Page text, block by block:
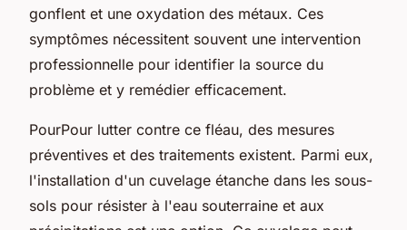
gonflent et une oxydation des métaux. Ces
symptômes nécessitent souvent une intervention
professionnelle pour identifier la source du
problème et y remédier efficacement.
PourPour lutter contre ce fléau, des mesures
préventives et des traitements existent. Parmi eux,
l'installation d'un cuvelage étanche dans les sous-
sols pour résister à l'eau souterraine et aux